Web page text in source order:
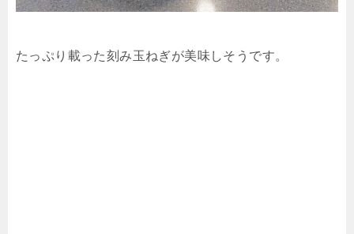
たっぷり載った刻み玉ねぎが美味しそうです。